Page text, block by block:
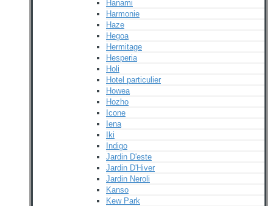
Hanami
Harmonie
Haze
Hegoa
Hermitage
Hesperia
Holi
Hotel particulier
Howea
Hozho
Icone
Iena
Iki
Indigo
Jardin D'este
Jardin D'Hiver
Jardin Neroli
Kanso
Kew Park